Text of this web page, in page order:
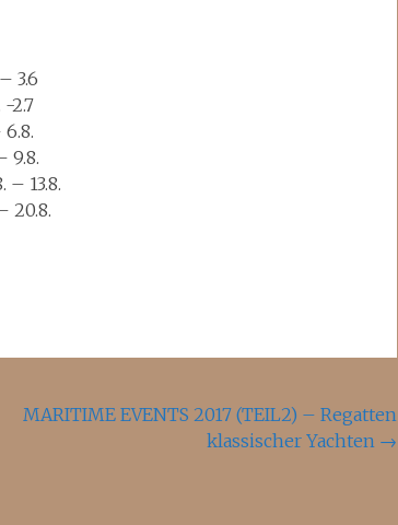
3.6
-2.7
MARITIME EVENTS 2017 (TEIL2) – Regatten
klassischer Yachten →